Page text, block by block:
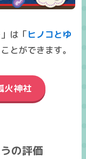
は「ヒノコとゆ
とができます。
火神社
の評価